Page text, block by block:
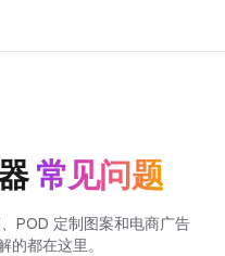
常见问题
POD 定制图案和电商广告
的都在这里。